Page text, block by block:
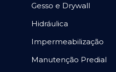
Gesso e Drywall
Hidráulica
Impermeabilização
Manutenção Predial